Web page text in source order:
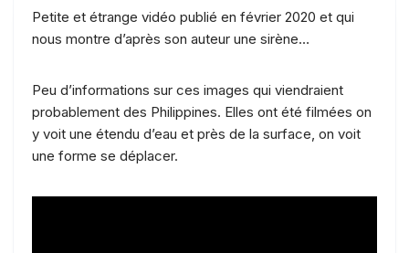
Petite et étrange vidéo publié en février 2020 et qui
nous montre d’après son auteur une sirène…
Peu d’informations sur ces images qui viendraient
probablement des Philippines. Elles ont été filmées on
y voit une étendu d’eau et près de la surface, on voit
une forme se déplacer.